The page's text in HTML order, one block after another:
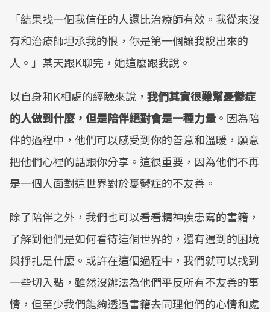
「結果找一個我信任的人還比治療師有效。我從來沒
有和治療師坦承我的恨，你是第一個讓我說出來的
人。」某天跟K聊完，她這麼跟我說。
以自身和K相處的經驗來說， 我們其實很難幫憂鬱症
的人做到什麼，但是陪伴絕對會是一種力量 。因為陪
伴的過程中，他們可以感受到你的善意和溫暖，願意
把他們心裡的話跟你分享。這很重要，因為他們不再
是一個人面對這世界對於憂鬱症的不友善。
除了陪伴之外，我們也可以看看精神疾患寫的書籍，
了解到他們是如何看待這個世界的，還有遇到的困境
與掙扎是什麼。或許在這個過程中，我們就可以找到
一些切入點，雖然沒辦法為他們平反所有不友善的事
情，但至少我們能夠透過書籍去同理他們的心情和處